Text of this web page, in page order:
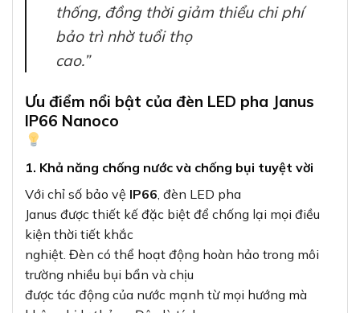
thống, đồng thời giảm thiểu chi phí
bảo trì nhờ tuổi thọ
cao.”
Ưu điểm nổi bật của đèn LED pha Janus
IP66 Nanoco
1. Khả năng chống nước và chống bụi tuyệt vời
Với chỉ số bảo vệ IP66, đèn LED pha
Janus được thiết kế đặc biệt để chống lại mọi điều
kiện thời tiết khắc
nghiệt. Đèn có thể hoạt động hoàn hảo trong môi
trường nhiều bụi bẩn và chịu
được tác động của nước mạnh từ mọi hướng mà